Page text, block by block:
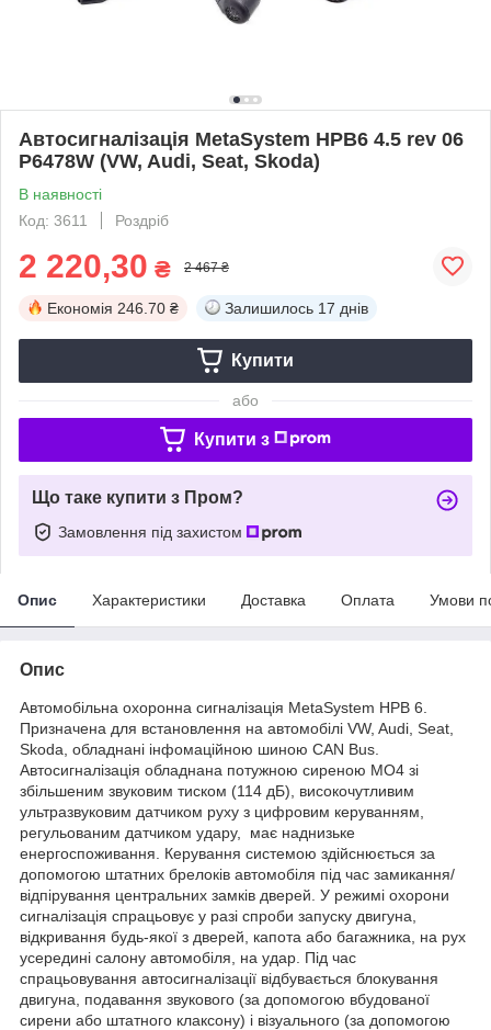
Автосигналізація MetaSystem HPB6 4.5 rev 06
P6478W (VW, Audi, Seat, Skoda)
В наявності
Код: 3611
Роздріб
2 220,30 ₴ 2 467 ₴
Економія 246.70 ₴ Залишилось 17 днів
Купити
або
Купити з
Що таке купити з Пром?
Замовлення під захистом
Опис Характеристики Доставка Оплата Умови
Опис
Автомобільна охоронна сигналізація MetaSystem HPB 6.
Призначена для встановлення на автомобілі VW, Audi, Seat,
Skoda, обладнані інфомаційною шиною CAN Bus.
Автосигналізація обладнана потужною сиреною МО4 зі
збільшеним звуковим тиском (114 дБ), високочутливим
ультразвуковим датчиком руху з цифровим керуванням,
регульованим датчиком удару, має наднизьке
енергоспоживання. Керування системою здійснюється за
допомогою штатних брелоків автомобіля під час замикання/
відпірування центральних замків дверей. У режимі охорони
сигналізація спрацьовує у разі спроби запуску двигуна,
відкривання будь-якої з дверей, капота або багажника, на рух
усередині салону автомобіля, на удар. Під час
спрацьовування автосигналізації відбувається блокування
двигуна, подавання звукового (за допомогою вбудованої
сирени або штатного клаксону) і візуального (за допомогою